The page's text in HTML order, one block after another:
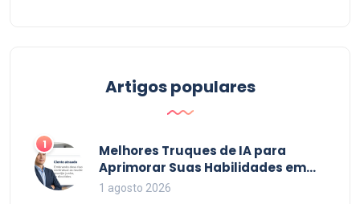
Artigos populares
1
Melhores Truques de IA para
Aprimorar Suas Habilidades em
2026
1 agosto 2026